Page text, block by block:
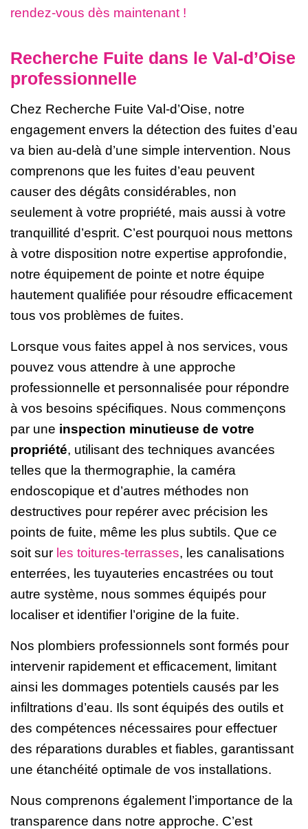
rendez-vous dès maintenant !
Recherche Fuite dans le Val-d’Oise
professionnelle
Chez Recherche Fuite Val-d’Oise, notre
engagement envers la détection des fuites d’eau
va bien au-delà d’une simple intervention. Nous
comprenons que les fuites d’eau peuvent
causer des dégâts considérables, non
seulement à votre propriété, mais aussi à votre
tranquillité d’esprit. C’est pourquoi nous mettons
à votre disposition notre expertise approfondie,
notre équipement de pointe et notre équipe
hautement qualifiée pour résoudre efficacement
tous vos problèmes de fuites.
Lorsque vous faites appel à nos services, vous
pouvez vous attendre à une approche
professionnelle et personnalisée pour répondre
à vos besoins spécifiques. Nous commençons
par une inspection minutieuse de votre
propriété, utilisant des techniques avancées
telles que la thermographie, la caméra
endoscopique et d’autres méthodes non
destructives pour repérer avec précision les
points de fuite, même les plus subtils. Que ce
soit sur les toitures-terrasses, les canalisations
enterrées, les tuyauteries encastrées ou tout
autre système, nous sommes équipés pour
localiser et identifier l’origine de la fuite.
Nos plombiers professionnels sont formés pour
intervenir rapidement et efficacement, limitant
ainsi les dommages potentiels causés par les
infiltrations d’eau. Ils sont équipés des outils et
des compétences nécessaires pour effectuer
des réparations durables et fiables, garantissant
une étanchéité optimale de vos installations.
Nous comprenons également l’importance de la
transparence dans notre approche. C’est